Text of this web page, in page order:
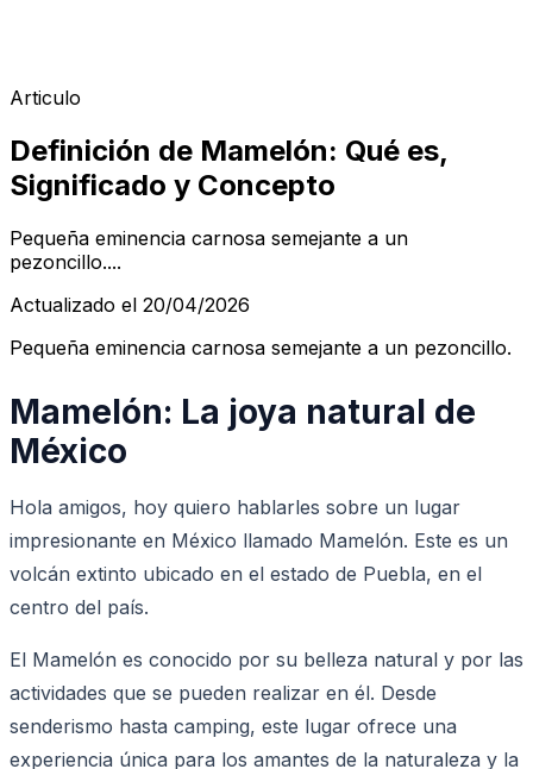
Articulo
Definición de Mamelón: Qué es,
Significado y Concepto
Pequeña eminencia carnosa semejante a un
pezoncillo....
Actualizado el 20/04/2026
Pequeña eminencia carnosa semejante a un pezoncillo.
Mamelón: La joya natural de
México
Hola amigos, hoy quiero hablarles sobre un lugar
impresionante en México llamado Mamelón. Este es un
volcán extinto ubicado en el estado de Puebla, en el
centro del país.
El Mamelón es conocido por su belleza natural y por las
actividades que se pueden realizar en él. Desde
senderismo hasta camping, este lugar ofrece una
experiencia única para los amantes de la naturaleza y la